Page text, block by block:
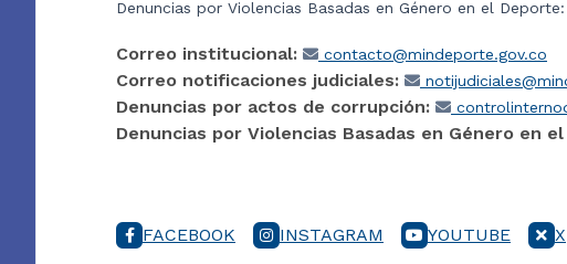
Denuncias por Violencias Basadas en Género en el Deporte:
Correo institucional: contacto@mindeporte.gov.co
Correo notificaciones judiciales:
Denuncias por actos de corrupción:
Denuncias por Violencias Basadas en Género en
FACEBOOK INSTAGRAM YOUTUBE X